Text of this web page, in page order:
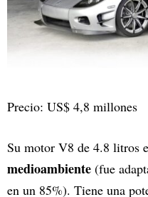
Precio: US$ 4,8 millones
Su motor V8 de 4.8 litros
medioambiente (fue
en un 85%). Tiene una